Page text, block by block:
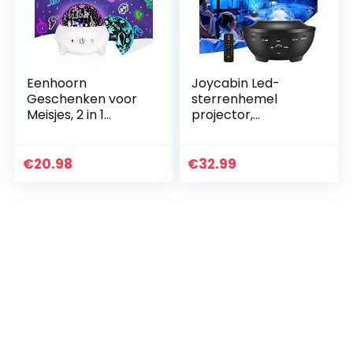
Eenhoorn
Geschenken voor
Meisjes, 2 in 1
Eenhoorn
€20.98
Joycabin Led-
sterrenhemel
projector,
projectielamp,
€32.99